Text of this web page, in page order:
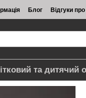
Блог Відгуки
та дитячий